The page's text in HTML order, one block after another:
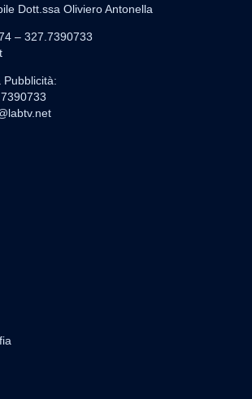
Dott.ssa Oliviero Antonella
– 327.7390733